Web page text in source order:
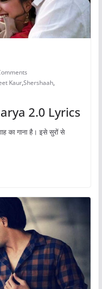
Kaur,Shershaah,
2.0 Lyrics
का गाना है। इसे सुरों से